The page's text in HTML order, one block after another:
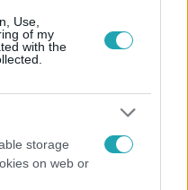
Use,
of my
with the
storage
on web or
– szinte sosem